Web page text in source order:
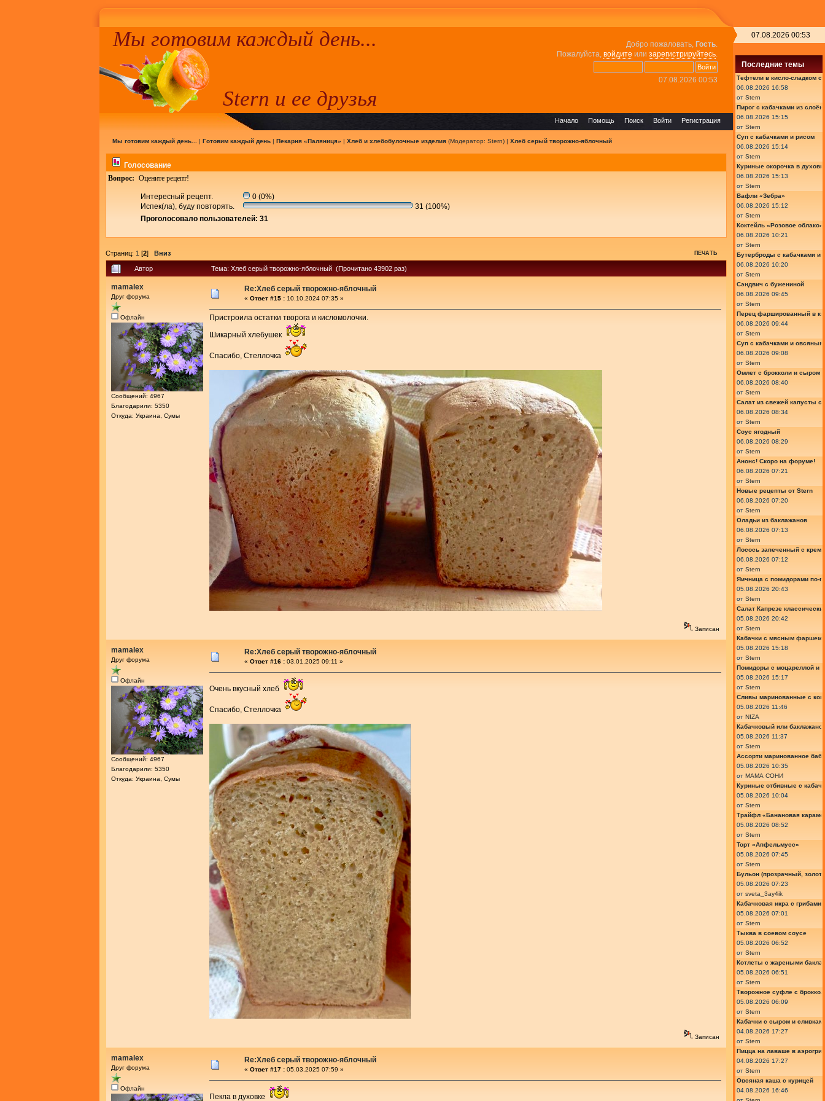
Добро пожаловать, Гость.
Пожалуйста, войдите или зарегистрируйтесь.
07.08.2026 00:53
Мы готовим каждый день...
Stern и ее друзья
Регистрация
Войти
Поиск
Помощь
Начало
Мы готовим каждый день... | Готовим каждый день| Пекарня «Паляниця» | Хлеб и хлебобулочные изделия(Модератор: Stern) | Хлеб серый творожно-яблочный
Голосование
Вопрос: Оцените рецепт!
Интересный рецепт.
0 (0%)
Испек(ла), буду повторять.
31 (100%)
Проголосовало пользователей: 31
Страниц: 1 [2] Вниз ПЕЧАТЬ
Автор Тема: Хлеб серый творожно-яблочный (Прочитано 43902 раз)
mamalex
Друг форума
Офлайн
Сообщений: 4967
Благодарили: 5350
Откуда: Украина, Сумы
Re:Хлеб серый творожно-яблочный
« Ответ #15 : 10.10.2024 07:35 »
Пристроила остатки творога и кисломолочки.
Шикарный хлебушек
Спасибо, Стеллочка
Записан
mamalex
Друг форума
Офлайн
Сообщений: 4967
Благодарили: 5350
Откуда: Украина, Сумы
Re:Хлеб серый творожно-яблочный
« Ответ #16 : 03.01.2025 09:11 »
Очень вкусный хлеб
Спасибо, Стеллочка
Записан
mamalex
Друг форума
Офлайн
Re:Хлеб серый творожно-яблочный
« Ответ #17 : 05.03.2025 07:59 »
Пекла в духовке
07.08.2026 00:53
Последние темы
Тефтели в кисло-сладком
06.08.2026 16:58
от Stern
Пирог с кабачками из
06.08.2026 15:15
от Stern
Суп с кабачками и рисом
06.08.2026 15:14
от Stern
Куриные окорочка в
06.08.2026 15:13
от Stern
Вафли «Зебра»
06.08.2026 15:12
от Stern
Коктейль «Розовое
06.08.2026 10:21
от Stern
Бутерброды с кабачками и
06.08.2026 10:20
от Stern
Сэндвич с бужениной
06.08.2026 09:45
от Stern
Перец фаршированный в
06.08.2026 09:44
от Stern
Суп с кабачками и
06.08.2026 09:08
от Stern
Омлет с брокколи и сыром
06.08.2026 08:40
от Stern
Салат из свежей капусты
06.08.2026 08:34
от Stern
Соус ягодный
06.08.2026 08:29
от Stern
Анонс! Скоро на форуме!
06.08.2026 07:21
от Stern
Новые рецепты от Stern
06.08.2026 07:20
от Stern
Оладьи из баклажанов
06.08.2026 07:13
от Stern
Лосось запеченный с
06.08.2026 07:12
от Stern
Яичница с помидорами по-
05.08.2026 20:43
от Stern
Салат Капрезе
05.08.2026 20:42
от Stern
Кабачки с мясным фаршем
05.08.2026 15:18
от Stern
Помидоры с моцареллой и
05.08.2026 15:17
от Stern
Сливы маринованные с
05.08.2026 11:46
от NIZA
Кабачковый или
05.08.2026 11:37
от Stern
Ассорти маринованное
05.08.2026 10:35
от МАМА СОНИ
Куриные отбивные с
05.08.2026 10:04
от Stern
Трайфл «Банановая
05.08.2026 08:52
от Stern
Торт «Апфельмусс»
05.08.2026 07:45
от Stern
Бульон (прозрачный,
05.08.2026 07:23
от sveta_3ay4ik
Кабачковая икра с грибами
05.08.2026 07:01
от Stern
Тыква в соевом соусе
05.08.2026 06:52
от Stern
Котлеты с жареными
05.08.2026 06:51
от Stern
Творожное суфле с
05.08.2026 06:09
от Stern
Кабачки с сыром и
04.08.2026 17:27
от Stern
Пицца на лаваше в
04.08.2026 17:27
от Stern
Овсяная каша с курицей
04.08.2026 16:46